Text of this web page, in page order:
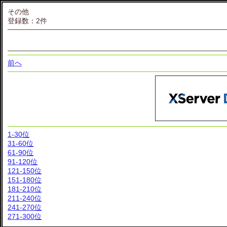
その他
登録数：2件
前へ
1-30位
31-60位
61-90位
91-120位
121-150位
151-180位
181-210位
211-240位
241-270位
271-300位